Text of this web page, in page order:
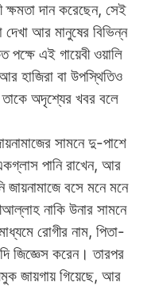
ক্ষমতা দান করেছেন, সেই
দেখা আর মানুষের বিভিন্ন
এই গায়েবী ওয়ালি
হাজিরা বা উপস্থিতিও
তাকে অদৃশ্যের খবর বলে
সামনে দু-পাশে
পানি রাখেন, আর
বসে মনে মনে
নাকি উনার সামনে
রোগীর নাম, পিতা-
জিজ্ঞেস করেন। তারপর
জায়গায় গিয়েছে, আর